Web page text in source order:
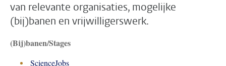
van relevante organisaties, mogelijke
(bij)banen en vrijwilligerswerk.
(Bij)banen/Stages
ScienceJobs